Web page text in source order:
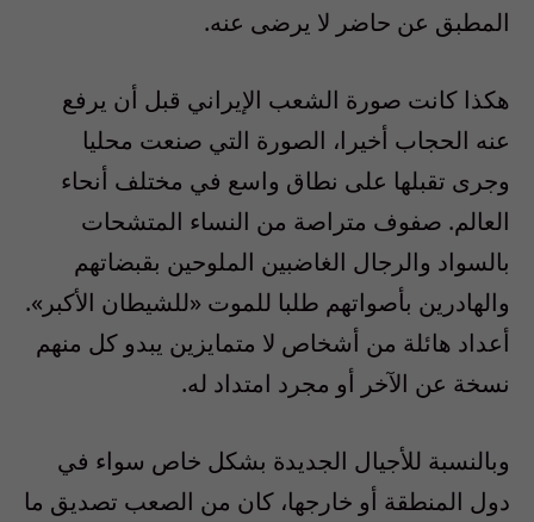
المطبق عن حاضر لا يرضى عنه.
هكذا كانت صورة الشعب الإيراني قبل أن يرفع
عنه الحجاب أخيرا، الصورة التي صنعت محليا
وجرى تقبلها على نطاق واسع في مختلف أنحاء
العالم. صفوف متراصة من النساء المتشحات
بالسواد والرجال الغاضبين الملوحين بقبضاتهم
والهادرين بأصواتهم طلبا للموت «للشيطان الأكبر».
أعداد هائلة من أشخاص لا متمايزين يبدو كل منهم
نسخة عن الآخر أو مجرد امتداد له.
وبالنسبة للأجيال الجديدة بشكل خاص سواء في
دول المنطقة أو خارجها، كان من الصعب تصديق ما